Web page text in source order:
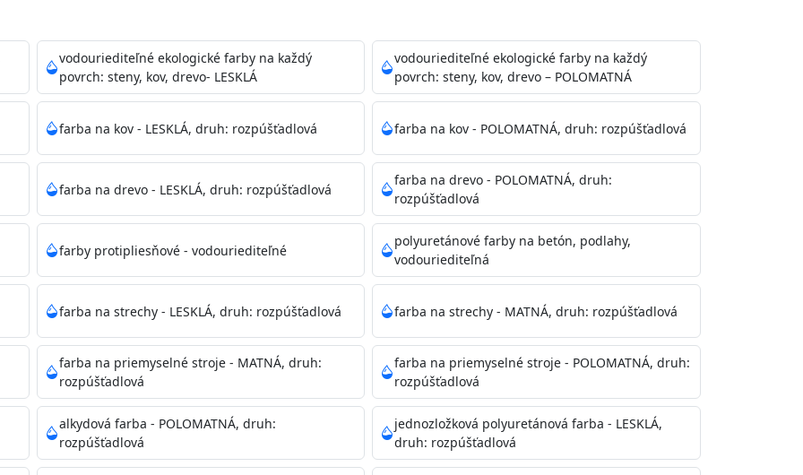
náteru. Preto je
sú nemocnice, pôrodnice, operačné
škôlky, telocvične, a samozrejme je
(trieda 2 podľa EN 13300) pri
povrchov. Má vynikajúcu kryciu schopnosť,
tónovať v bohatej škále odtieňov.
Pantone
spôsobu aplikácie. Dobre premiešajte a občas opakujte aj počas náteru. Naneste jednu
farba zasychá na dotyk po 30-60min./23°C po dokonalom preschnutí minimálne 3-
Doba schnutia je závislá na poveternostných podmienkach s vyššou vlhkosťou a nižšou
alebo pri relatívnej vlhkosti nad 80%.
na bezpečnú likvidáciu.
vodouriediteľné ekologické farby na každý
povrch: steny, kov, drevo- LESKLÁ
vodouriediteľné ekologické farby na každý
povrch: steny, kov, drevo – POLOMATNÁ
farba na kov - LESKLÁ, druh: rozpúšťadlová farba na kov - POLOMATNÁ, druh: rozpúšťadlová
farba na drevo - LESKLÁ, druh: rozpúšťadlová
farba na drevo - POLOMATNÁ, druh:
rozpúšťadlová
farby protipliesňové - vodouriediteľné
polyuretánové farby na betón, podlahy,
vodouriediteľná
farba na strechy - LESKLÁ, druh: rozpúšťadlová farba na strechy - MATNÁ, druh: rozpúšťadlová
farba na priemyselné stroje - MATNÁ, druh:
rozpúšťadlová
farba na priemyselné stroje - POLOMATNÁ, druh:
rozpúšťadlová
alkydová farba - POLOMATNÁ, druh:
rozpúšťadlová
jednozložková polyuretánová farba - LESKLÁ,
druh: rozpúšťadlová